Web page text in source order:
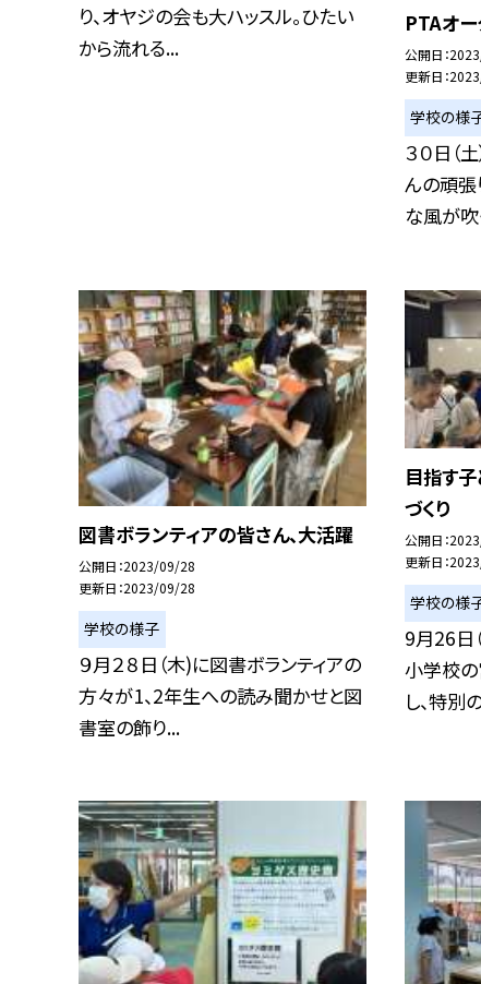
り、オヤジの会も大ハッスル。ひたい
から流れる...
PTAオ
公開日
更新日
学校の様
３０日（
んの頑張
な風が吹
図書ボランティアの皆さん、大活躍
公開日 2023/09/28
更新日 2023/09/28
学校の様子
９月２８日（木)に図書ボランティアの
方々が1、2年生への読み聞かせと図
書室の飾り...
目指す
づくり
公開日
更新日
学校の様
9月26日
小学校
し、特別